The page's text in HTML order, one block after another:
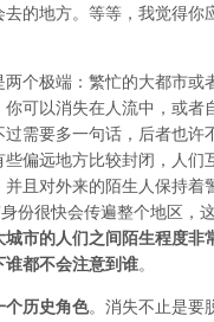
去的地方。等等，我觉得你
两个极端：繁忙的大都市或
你可以消失在人流中，或者
过需要多一句话，后者也许
些偏远地方比较封闭，人们
并且对外来的陌生人保持着
身份很快会传遍整个地区，
城市的人们之间陌生程度非
谁都不会注意到谁。
个历史角色。消失不止是要